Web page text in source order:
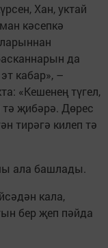
Хан, уктай
кәсепкә
да
кабар», –
«Кешенең түгел,
тә җибәрә. Дөрес
тирәгә килеп тә
ала башлады.
кала,
бер җеп пәйда